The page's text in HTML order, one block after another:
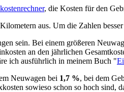
, die Kosten für den
aus. Um die Zahlen
sein. Bei einem größeren
an den jährlichen
ich ausführlich in meinem Buch "
Neuwagen bei 1,7 %, bei dem
sowieso schon so hoch sind,